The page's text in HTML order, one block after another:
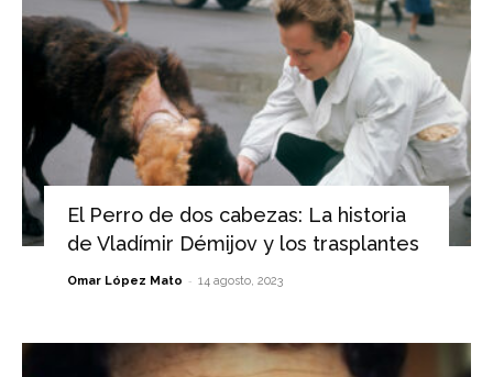
El Perro de dos cabezas: La historia
de Vladímir Démijov y los trasplantes
Omar López Mato - 14 agosto, 2023